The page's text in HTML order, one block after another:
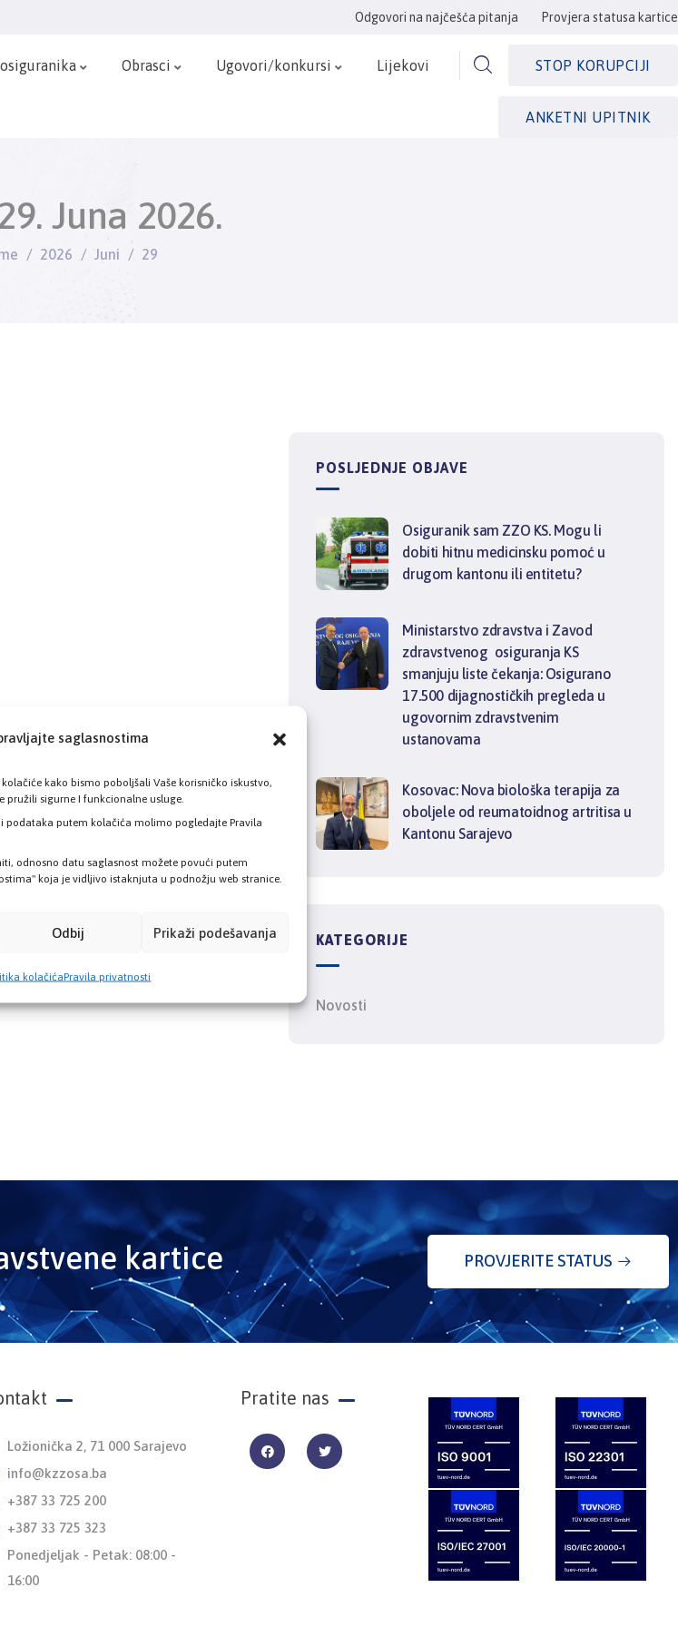
saglasnostima
kako bismo poboljšali Vaše korisničko iskustvo,
pružili sigurne I funkcionalne usluge.
podataka putem kolačića molimo pogledajte Pravila
odnosno datu saglasnost možete povući putem
koja je vidljivo istaknjuta u podnožju web stranice.
Odbij Prikaži podešavanja
kolačićaPravila privatnosti
Odgovori na najčešća pitanja Provjera statusa kartice
Obrasci Ugovori/konkursi Lijekovi STOP KORUPCIJI
ANKETNI UPITNIK
Juna 2026.
2026 Juni 29
POSLJEDNJE OBJAVE
Osiguranik sam ZZO KS. Mogu li
dobiti hitnu medicinsku pomoć u
drugom kantonu ili entitetu?
Ministarstvo zdravstva i Zavod
zdravstvenog osiguranja KS
smanjuju liste čekanja: Osigurano
17.500 dijagnostičkih pregleda u
ugovornim zdravstvenim
ustanovama
Kosovac: Nova biološka terapija za
oboljele od reumatoidnog artritisa u
Kantonu Sarajevo
KATEGORIJE
Novosti
kartice PROVJERITE STATUS
Ložionička 2, 71 000 Sarajevo
info@kzzosa.ba
+387 33 725 200
+387 33 725 323
Ponedjeljak - Petak: 08:00 -
16:00
Pratite nas